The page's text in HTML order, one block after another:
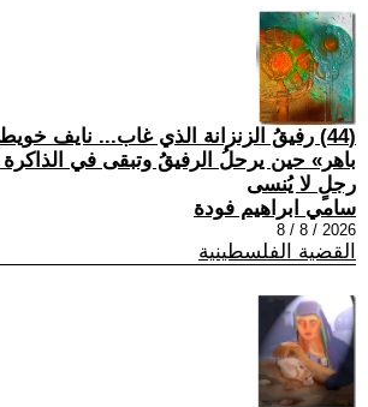
(44) رفيقُ الزنزانة الذي غاب... نايف
باهر» حين يرحلُ الرفيقُ وتبقى في الذاكرة
رجلٍ لا يُنسى
سامي ابراهيم فودة
2026 / 8 / 8
القضية الفلسطينية